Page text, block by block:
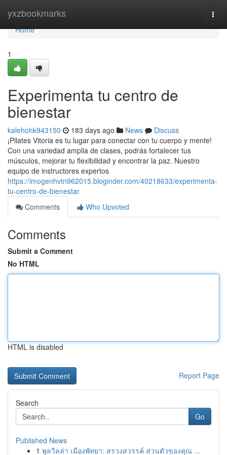
yxzbookmarks
Home
Home
1
Experimenta tu centro de
bienestar
kalehohk943150 183 days ago News
Discuss
¡Pilates Vitoria es tu lugar para conectar con tu cuerpo y mente!
Con una variedad amplia de clases, podrás fortalecer tus
músculos, mejorar tu flexibilidad y encontrar la paz. Nuestro
equipo de instructores expertos
https://imogenhvtn962015.bloginder.com/40218633/experimenta-
tu-centro-de-bienestar
Comments
Who Upvoted
Comments
Submit a Comment
No HTML
HTML is disabled
Report Page
Search
Go
Published News
1 พูลวิลล่า เมืองพัทยา: สรวงสวรรค์ ส่วนตัวของคุณ ...